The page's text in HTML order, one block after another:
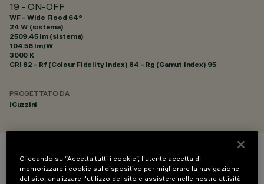
19 - ON-OFF
WF - Wide Flood 64°
24 W (sistema)
2509.45 lm (sistema)
104.56 lm/W
3000 K
CRI 82 - Rf (Colour Fidelity Index) 84 - Rg (Gamut Index) 95
PROGETTATO DA
iGuzzini
COLORE
Cliccando su “Accetta tutti i cookie”, l'utente accetta di
memorizzare i cookie sul dispositivo per migliorare la navigazione
del sito, analizzare l'utilizzo del sito e assistere nelle nostre attività